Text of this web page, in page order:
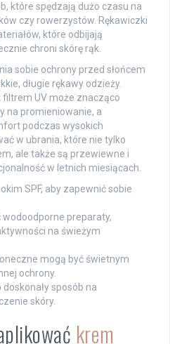
które spędzają dużo czasu na
czy rowerzystów. Rękawiczki
które odbijają
chroni skórę rąk.
sobie ochrony przed słońcem
długie rękawy odzieży.
UV może znacząco
na promieniowanie, a
podczas wysokich
w ubrania, które nie tylko
ale także są przewiewne i
w letnich miesiącach.
SPF, aby zapewnić sobie
preparaty,
na świeżym
mogą być świetnym
ochrony.
sposób na
skóry.
krem